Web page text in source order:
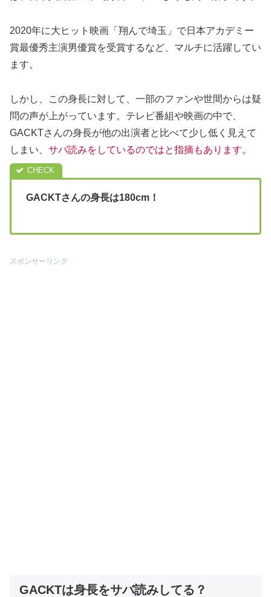
2020年に大ヒット映画「翔んで埼玉」で日本アカデミー
賞最優秀主演男優賞を受賞するなど、マルチに活躍してい
ます。
しかし、この身長に対して、一部のファンや世間からは疑
問の声が上がっています。テレビ番組や映画の中で、
GACKTさんの身長が他の出演者と比べて少し低く見えて
しまい、 サバ読みをしているのではと指摘もあります。
GACKTさんの身長は180cm！
スポンサーリンク
GACKTは身長をサバ読みしてる？